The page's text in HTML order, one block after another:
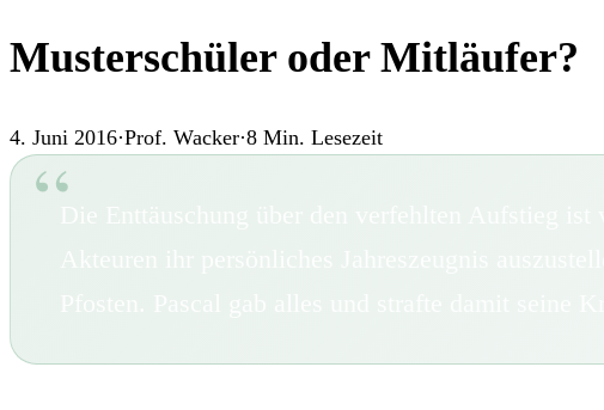
Musterschüler oder Mitläufer?
4. Juni 2016·Prof. Wacker·8 Min. Lesezeit